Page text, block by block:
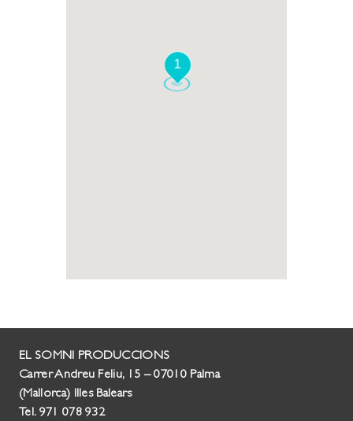
1
EL SOMNI PRODUCCIONS
Carrer Andreu Feliu, 15 – 07010 Palma
(Mallorca) Illes Balears
Tel. 971 078 932